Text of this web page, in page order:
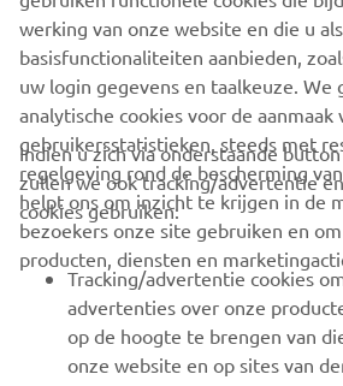
www.seika-germany.com/en
CORPORATE
BUSINESS
MEER YAMAHA
werking van onze website en die u
basisfunctionaliteiten aanbieden,
uw login gegevens en taalkeuze. We
analytische cookies voor de aanmaak
gebruikersstatistieken, steeds met
regelgeving rond de bescherming
helpt ons om inzicht te krijgen in de
bezoekers onze site gebruiken en
producten, diensten en
Indien u zich via onderstaande
zullen we ook tracking/advertentie
cookies gebruiken:
Tracking/advertentie cookies
advertenties over onze
op de hoogte te brengen van
onze website en op sites van